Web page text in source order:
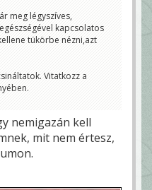
meg légyszíves,
kapcsolatos
tükörbe nézni,azt
Vitatkozz a
nemigazán kell
mit nem értesz,